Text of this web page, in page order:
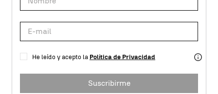
He leído y acepto la Política de Privacidad
Suscribirme